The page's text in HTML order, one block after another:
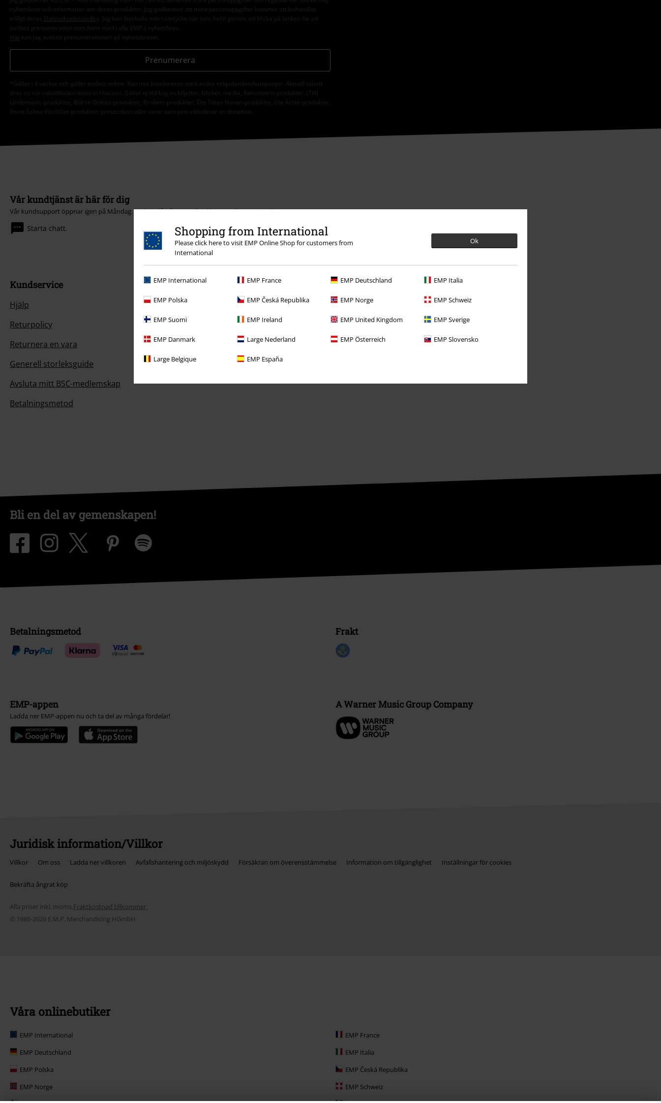
Shopping from International
Please click here to visit EMP Online Shop for customers from
International
Ok
EMP International EMP France EMP Deutschland EMP Italia
EMP Polska EMP Česká Republika EMP Norge EMP Schweiz
EMP Suomi EMP Ireland EMP United Kingdom EMP Sverige
EMP Danmark Large Nederland EMP Österreich EMP Slovensko
Large Belgique EMP España
nyhetsbrev och information om deras produkter. Jag godkänner att mina personuppgifter kommer att behandlas
enligt deras
Datasekretesspolicy
. Jag kan återkalla mitt samtycke när som helst genom att klicka på länken för att
avsluta prenumeration som finns med i alla EMP:s nyhetsbrev.
Här kan jag avsluta prenumerationen på nyhetsbrevet.
Prenumerera
*Gäller i 4 veckor och gäller endast online. Kan inte kombineras med andra erbjudanden/kampanjer. Aktuell rabatt
dras av när rabattkoden löses in i kassan. Gäller ej vid köp av biljetter, böcker, media, Rammstein-produkter, (Till)
Lindemann,-produkter, Böhse Onklez-produkter, Broilers-produkter, Die Toten Hosen-produkter, Die Ärzte-produkter,
Feine Sahne Fischfilet-produkter, presentkort eller varor vars pris inkluderar en donation.
Vår kundtjänst är här för dig
Vår kundsupport öppnar igen på Måndag. Du kan då nå oss mellan kl. 09:00 till 16:00.Lär dig mer
Starta chatt.
Kundservice
Hjälp
Returpolicy
Returnera en vara
Generell storleksguide
Avsluta mitt BSC-medlemskap
Betalningsmetod
Dina erbjudanden
Tävlingar
Beställ EMP-presentkort
Studentrabatt
EMP Backstage Club
Om EMP
Partner-program
Hållbarhet
Bli en del av gemenskapen!
Betalningsmetod Frakt
EMP-appen
Ladda ner EMP-appen nu och ta del av många fördelar!
A Warner Music Group Company
Juridisk information/Villkor
Villkor Om oss Ladda ner villkoren Avfallshantering och miljöskydd Försäkran om överensstämmelse Information om tillgänglighet Inställningar för cookies
Bekräfta ångrat köp
Alla priser inkl. moms.Fraktkostnad tillkommer.
© 1986-2026 E.M.P. Merchandising HGmbH
Våra onlinebutiker
EMP International
EMP France
EMP Deutschland
EMP Italia
EMP Polska
EMP Česká Republika
EMP Norge
EMP Schweiz